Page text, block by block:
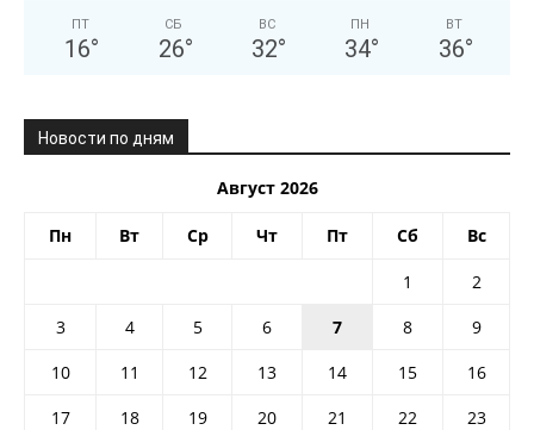
ПТ
16°
СБ
26°
ВС
32°
ПН
34°
ВТ
36°
Новости по дням
Август 2026
Пн Вт Ср Чт Пт Сб Вс
1
2
3
4 5 6 7 8
9
10
11 12 13 14 15
16
17
18 19 20 21 22
23